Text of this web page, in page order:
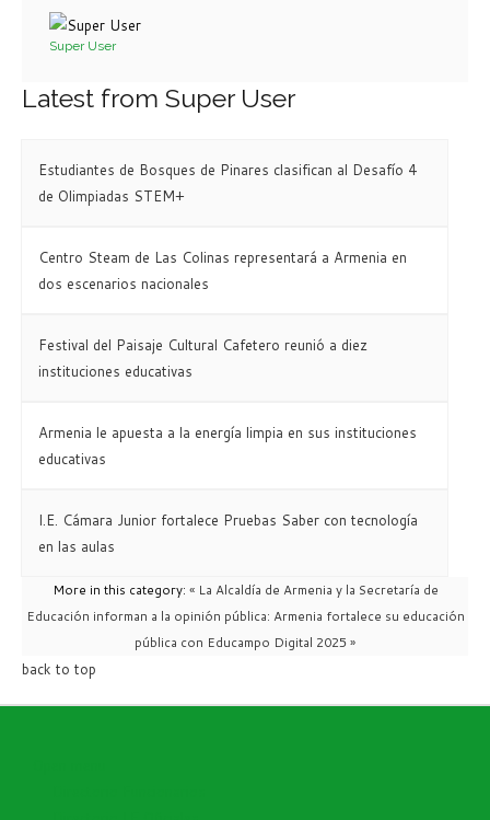
Super User
Latest from Super User
Estudiantes de Bosques de Pinares clasifican al Desafío 4
de Olimpiadas STEM+
Centro Steam de Las Colinas representará a Armenia en
dos escenarios nacionales
Festival del Paisaje Cultural Cafetero reunió a diez
instituciones educativas
Armenia le apuesta a la energía limpia en sus instituciones
educativas
I.E. Cámara Junior fortalece Pruebas Saber con tecnología
en las aulas
More in this category: « La Alcaldía de Armenia y la Secretaría de
Educación informan a la opinión pública: Armenia fortalece su educación
pública con Educampo Digital 2025 »
back to top